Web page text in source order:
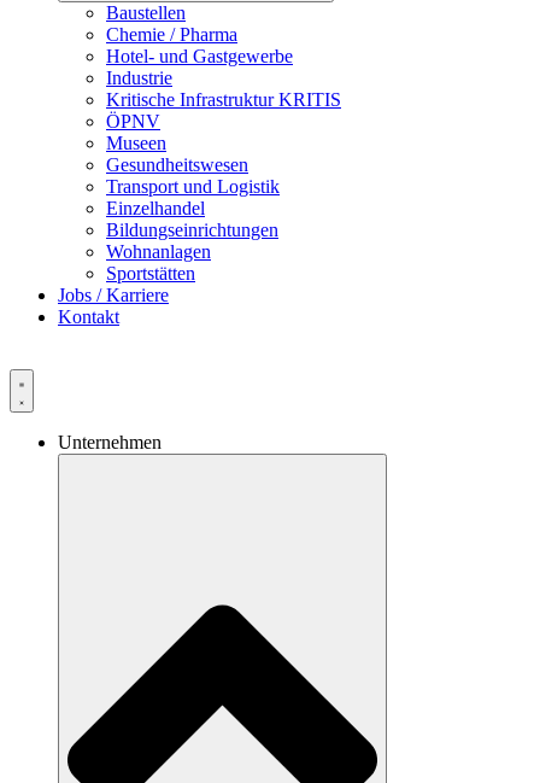
Baustellen
Chemie / Pharma
Hotel- und Gastgewerbe
Industrie
Kritische Infrastruktur KRITIS
ÖPNV
Museen
Gesundheitswesen
Transport und Logistik
Einzelhandel
Bildungseinrichtungen
Wohnanlagen
Sportstätten
Jobs / Karriere
Kontakt
Unternehmen